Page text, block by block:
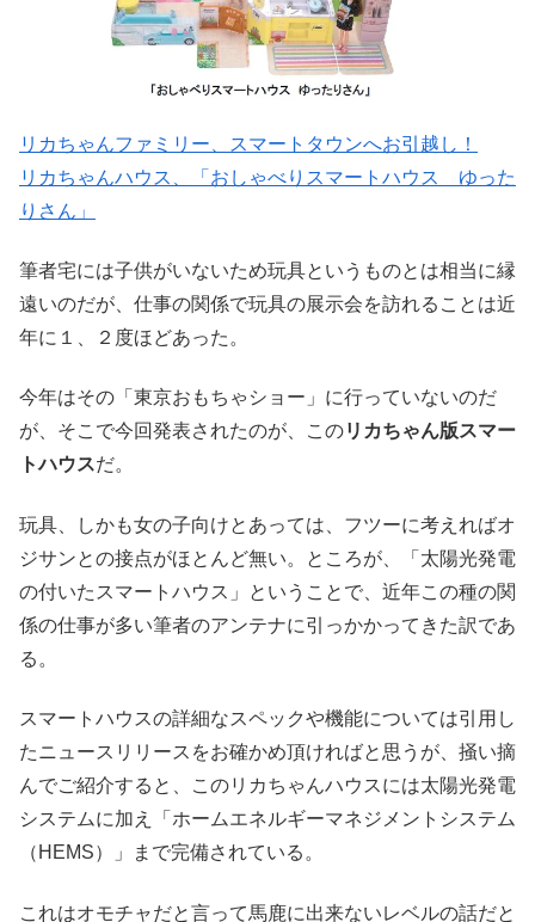
リカちゃんファミリー、スマートタウンへお引越し！
リカちゃんハウス、「おしゃべりスマートハウス ゆった
りさん」
筆者宅には子供がいないため玩具というものとは相当に縁
遠いのだが、仕事の関係で玩具の展示会を訪れることは近
年に１、２度ほどあった。
今年はその「東京おもちゃショー」に行っていないのだ
が、そこで今回発表されたのが、このリカちゃん版スマー
トハウスだ。
玩具、しかも女の子向けとあっては、フツーに考えればオ
ジサンとの接点がほとんど無い。ところが、「太陽光発電
の付いたスマートハウス」ということで、近年この種の関
係の仕事が多い筆者のアンテナに引っかかってきた訳であ
る。
スマートハウスの詳細なスペックや機能については引用し
たニュースリリースをお確かめ頂ければと思うが、掻い摘
んでご紹介すると、このリカちゃんハウスには太陽光発電
システムに加え「ホームエネルギーマネジメントシステム
（HEMS）」まで完備されている。
これはオモチャだと言って馬鹿に出来ないレベルの話だと